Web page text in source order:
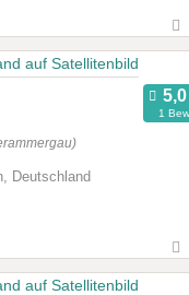
1 Bew.
Deutschland